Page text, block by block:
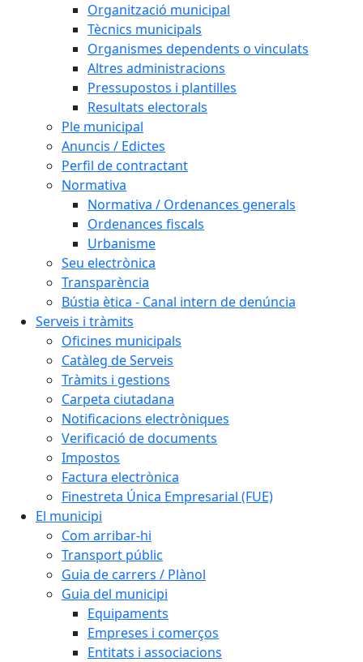
Organització municipal
Tècnics municipals
Organismes dependents o vinculats
Altres administracions
Pressupostos i plantilles
Resultats electorals
Ple municipal
Anuncis / Edictes
Perfil de contractant
Normativa
Normativa / Ordenances generals
Ordenances fiscals
Urbanisme
Seu electrònica
Transparència
Bústia ètica - Canal intern de denúncia
Serveis i tràmits
Oficines municipals
Catàleg de Serveis
Tràmits i gestions
Carpeta ciutadana
Notificacions electròniques
Verificació de documents
Impostos
Factura electrònica
Finestreta Única Empresarial (FUE)
El municipi
Com arribar-hi
Transport públic
Guia de carrers / Plànol
Guia del municipi
Equipaments
Empreses i comerços
Entitats i associacions